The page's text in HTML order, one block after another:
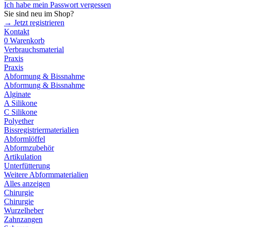
Ich habe mein Passwort vergessen
Sie sind neu im Shop?
→ Jetzt registrieren
Kontakt
0 Warenkorb
Verbrauchsmaterial
Praxis
Praxis
Abformung & Bissnahme
Abformung & Bissnahme
Alginate
A Silikone
C Silikone
Polyether
Bissregistriermaterialien
Abformlöffel
Abformzubehör
Artikulation
Unterfütterung
Weitere Abformmaterialien
Alles anzeigen
Chirurgie
Chirurgie
Wurzelheber
Zahnzangen